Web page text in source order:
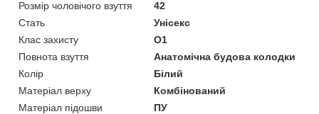
Розмір чоловічого взуття
42
Стать
Унісекс
Клас захисту
O1
Повнота взуття
Анатомічна будова колодки
Колір
Білий
Матеріал верху
Комбінований
Матеріал підошви
ПУ